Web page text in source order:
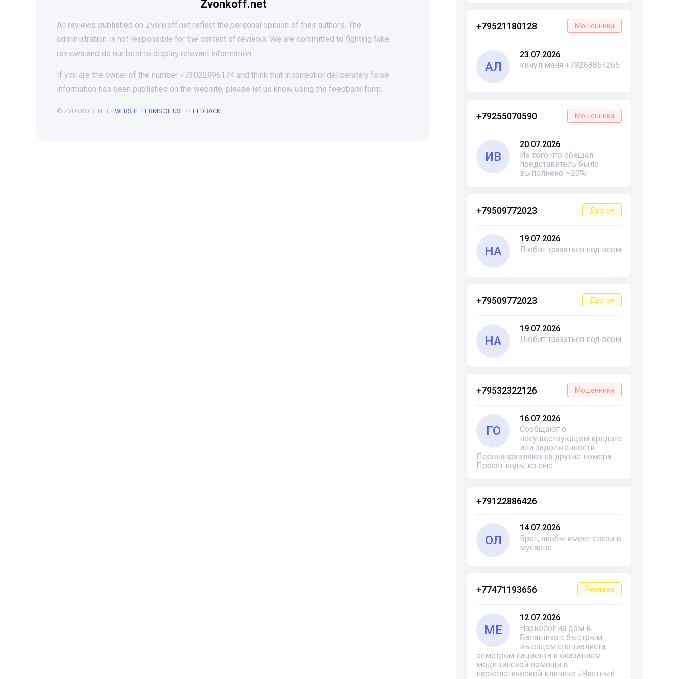
+79521180128 Мошенники
АЛ
23.07.2026
кинул меня +79268854265
+79255070590 Мошенники
ИВ
20.07.2026
Из того что обещал
представитель было
выполнено ~20%
+79509772023 Другое
НА
19.07.2026
Любит трахаться под всем
+79509772023 Другое
НА
19.07.2026
Любит трахаться под всем
+79532322126 Мошенники
ГО
16.07.2026
Сообщают о
несуществующем кредите
или задолженности.
Перенаправляют на другие номера.
Просят коды из смс.
+79122886426
ОЛ
14.07.2026
Врет, якобы имеет связи в
мусарне.
+77471193656 Реклама
ME
12.07.2026
Нарколог на дом в
Балашихе с быстрым
выездом специалиста,
осмотром пациента и оказанием
медицинской помощи в
наркологической клинике «Частный
Zvonkoff.net
All reviews published on Zvonkoff.net reflect the personal opinion of their authors. The
administration is not responsible for the content of reviews. We are committed to fighting fake
reviews and do our best to display relevant information.
If you are the owner of the number +73022996174 and think that incorrect or deliberately false
information has been published on the website, please let us know using the feedback form.
© ZVONKOFF.NET • WEBSITE TERMS OF USE • FEEDBACK